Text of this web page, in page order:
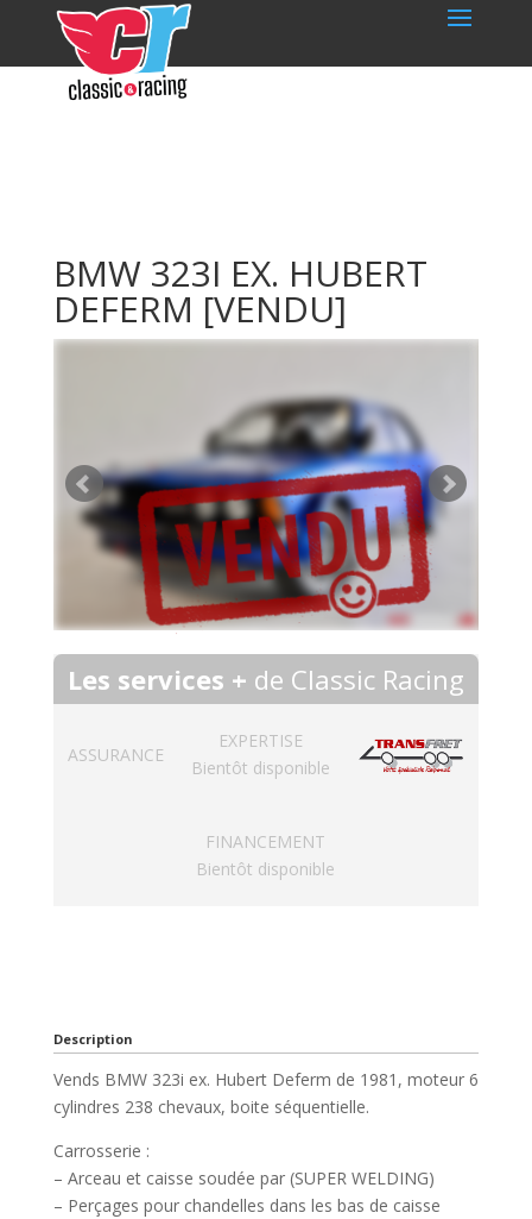
BMW 323I EX. HUBERT
DEFERM [VENDU]
Les services + de Classic Racing
ASSURANCE
EXPERTISE
Bientôt disponible
FINANCEMENT
Bientôt disponible
Description
Vends BMW 323i ex. Hubert Deferm de 1981, moteur 6
cylindres 238 chevaux, boite séquentielle.
Carrosserie :
– Arceau et caisse soudée par (SUPER WELDING)
– Perçages pour chandelles dans les bas de caisse